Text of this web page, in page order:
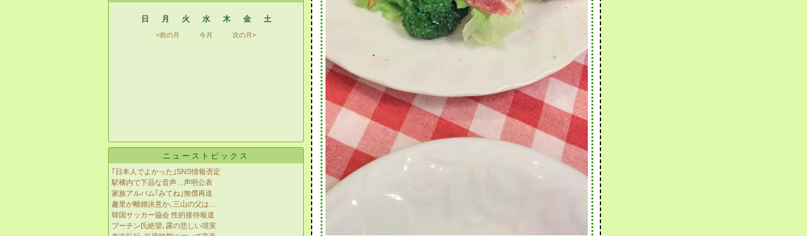
日 月 火 水 木 金 土
<前の月 今月 次の月>
ニューストピックス
｢日本人でよかった｣SNS情報否定
駅構内で下品な音声…声明公表
家族アルバム｢みてね｣無償再送
趣里が離婚決意か､三山の父は…
韓国サッカー協会 性的接待報道
プーチン氏絶望､露の悲しい現実